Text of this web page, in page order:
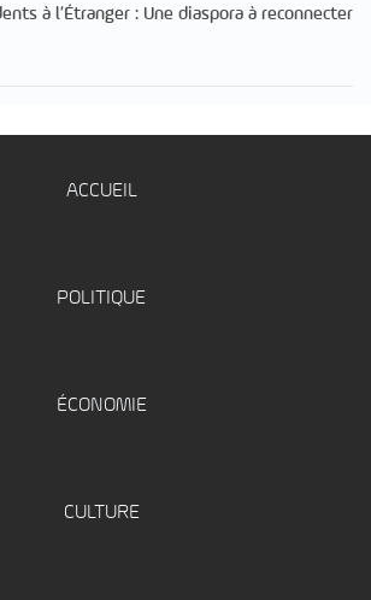
à l’Étranger : Une diaspora à reconnecter
ACCUEIL
POLITIQUE
ÉCONOMIE
CULTURE